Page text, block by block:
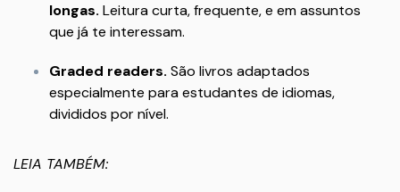
longas. Leitura curta, frequente, e em assuntos
que já te interessam.
Graded readers. São livros adaptados
especialmente para estudantes de idiomas,
divididos por nível.
LEIA TAMBÉM: